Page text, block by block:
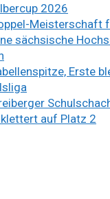
2026
Meisterschaft
sächsische
Erste
auf Platz 2